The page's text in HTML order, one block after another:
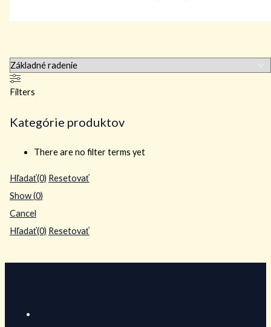
Filters
Kategórie produktov
There are no filter terms yet
Hľadať(0) Resetovať
Show(0)
Cancel
Hľadať(0) Resetovať